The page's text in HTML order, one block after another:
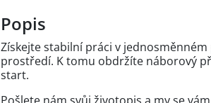
Popis
Získejte stabilní práci v
prostředí. K tomu obdržíte náborový
start.